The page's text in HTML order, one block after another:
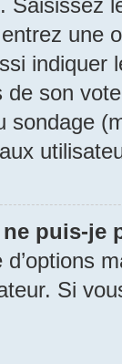
une
indiquer
de son
sondage
puis-je
d’options
Si